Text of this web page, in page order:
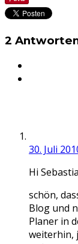
2
30. Juli
Hi
schön,
Blog und
Planer in
weiterhin,